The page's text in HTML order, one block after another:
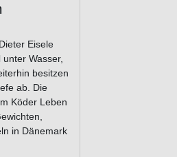
Eisele
Wasser,
besitzen
ab. Die
Köder Leben
in Dänemark